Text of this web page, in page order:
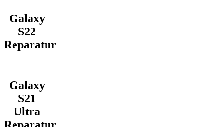
Galaxy
S22
Reparatur
Galaxy
S21
Ultra